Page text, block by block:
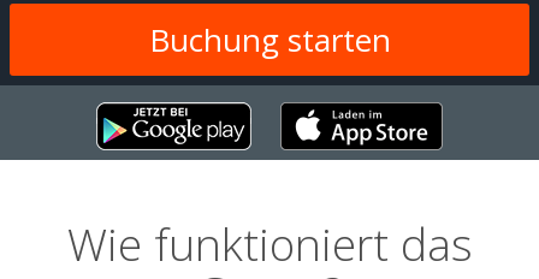
Wie funktioniert das